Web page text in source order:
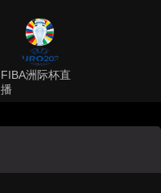
FIBA洲际杯直
播